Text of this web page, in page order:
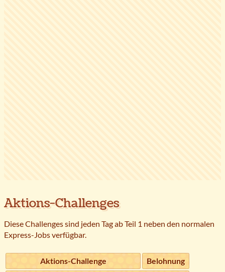
Aktions-Challenges
Diese Challenges sind jeden Tag ab Teil 1 neben den normalen
Express-Jobs verfügbar.
Aktions-Challenge Belohnung